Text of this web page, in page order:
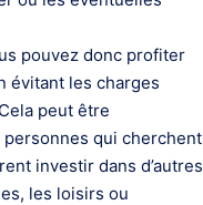
pouvez donc profiter
évitant les charges
peut être
qui cherchent
investir dans d’autres
les loisirs ou